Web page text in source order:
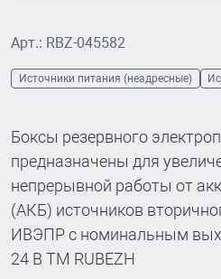
Арт.: RBZ-045582
Источники питания (неадресные)
Боксы резервного
предназначены для
непрерывной работы от
(АКБ) источников
ИВЭПР с номинальным
24 В ТМ RUBEZH